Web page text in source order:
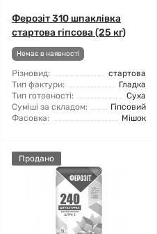
Ферозіт 310 шпаклівка
стартова гіпсова (25 кг)
Немає в наявності
Різновид:
стартова
Тип фактури:
Гладка
Тип готовності:
Суха
Суміші за складом:
Гіпсовий
Фасовка:
Мішок
Продано